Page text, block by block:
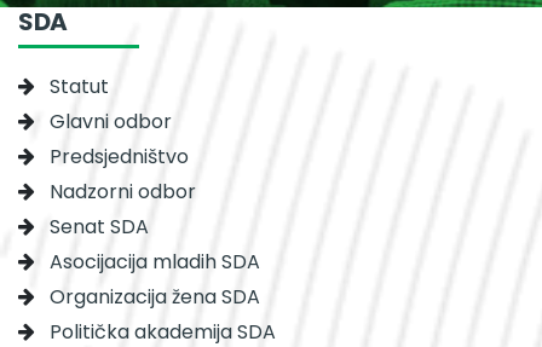
SDA
Statut
Glavni odbor
Predsjedništvo
Nadzorni odbor
Senat SDA
Asocijacija mladih SDA
Organizacija žena SDA
Politička akademija SDA